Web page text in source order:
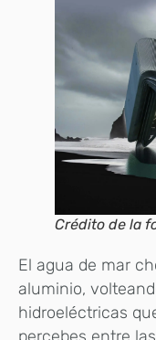
Crédito de la
El agua de mar
aluminio,
hidroeléctricas